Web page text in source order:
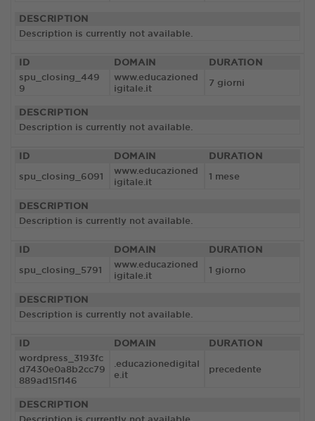
DESCRIPTION
Description is currently not available.
ID DOMAIN
DURATION
spu_closing_449
9
www.educazioned
igitale.it
7 giorni
DESCRIPTION
Description is currently not available.
ID DOMAIN DURATION
spu_closing_6091
www.educazioned
igitale.it
1 mese
DESCRIPTION
Description is currently not available.
ID DOMAIN DURATION
spu_closing_5791
www.educazioned
igitale.it
1 giorno
DESCRIPTION
Description is currently not available.
ID DOMAIN
DURATION
wordpress_3193fc
d7430e0a8b2cc79
889ad15f146
.educazionedigital
e.it
precedente
DESCRIPTION